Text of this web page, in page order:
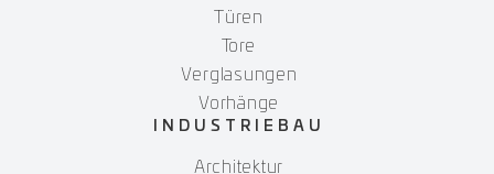
Türen
Tore
Verglasungen
Vorhänge
INDUSTRIEBAU
Architektur